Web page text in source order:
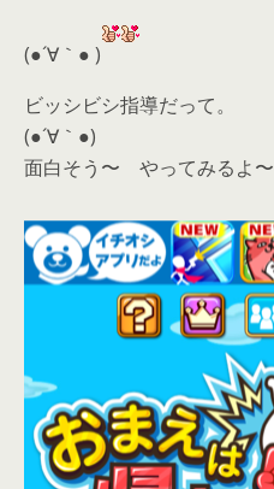
(●´∀｀● )
ビッシビシ指導だって。
(●´∀｀●)
面白そう〜 やってみるよ〜